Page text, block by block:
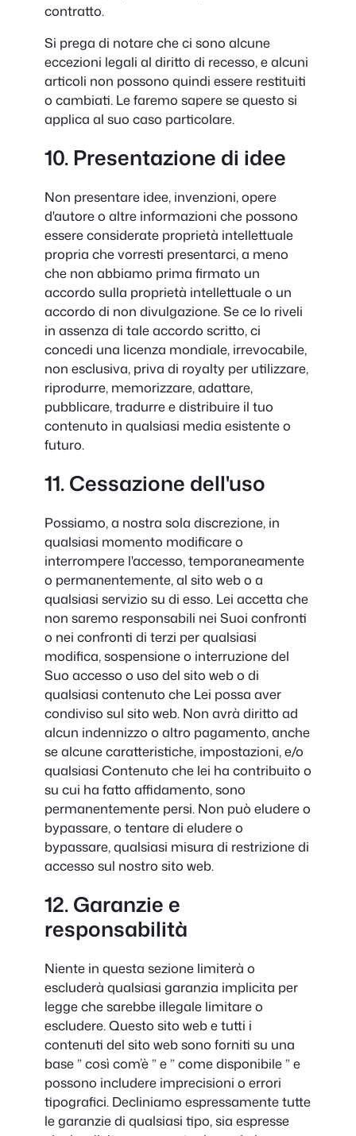
contratto.
Si prega di notare che ci sono alcune
eccezioni legali al diritto di recesso, e alcuni
articoli non possono quindi essere restituiti
o cambiati. Le faremo sapere se questo si
applica al suo caso particolare.
10. Presentazione di idee
Non presentare idee, invenzioni, opere
d'autore o altre informazioni che possono
essere considerate proprietà intellettuale
propria che vorresti presentarci, a meno
che non abbiamo prima firmato un
accordo sulla proprietà intellettuale o un
accordo di non divulgazione. Se ce lo riveli
in assenza di tale accordo scritto, ci
concedi una licenza mondiale, irrevocabile,
non esclusiva, priva di royalty per utilizzare,
riprodurre, memorizzare, adattare,
pubblicare, tradurre e distribuire il tuo
contenuto in qualsiasi media esistente o
futuro.
11. Cessazione dell'uso
Possiamo, a nostra sola discrezione, in
qualsiasi momento modificare o
interrompere l'accesso, temporaneamente
o permanentemente, al sito web o a
qualsiasi servizio su di esso. Lei accetta che
non saremo responsabili nei Suoi confronti
o nei confronti di terzi per qualsiasi
modifica, sospensione o interruzione del
Suo accesso o uso del sito web o di
qualsiasi contenuto che Lei possa aver
condiviso sul sito web. Non avrà diritto ad
alcun indennizzo o altro pagamento, anche
se alcune caratteristiche, impostazioni, e/o
qualsiasi Contenuto che lei ha contribuito o
su cui ha fatto affidamento, sono
permanentemente persi. Non può eludere o
bypassare, o tentare di eludere o
bypassare, qualsiasi misura di restrizione di
accesso sul nostro sito web.
12. Garanzie e
responsabilità
Niente in questa sezione limiterà o
escluderà qualsiasi garanzia implicita per
legge che sarebbe illegale limitare o
escludere. Questo sito web e tutti i
contenuti del sito web sono forniti su una
base ” così com’è ” e ” come disponibile ” e
possono includere imprecisioni o errori
tipografici. Decliniamo espressamente tutte
le garanzie di qualsiasi tipo, sia espresse